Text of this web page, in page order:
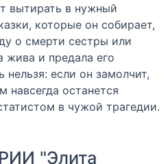
вытирать в нужный
которые он собирает,
о смерти сестры или
жива и предала его
нельзя: если он замолчит,
навсегда останется
в чужой трагедии.
"Элита